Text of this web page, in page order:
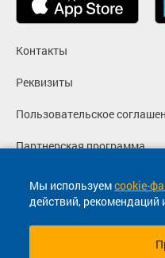
Мы используемcookie-
действий, рекомендаций
Контакты
Реквизиты
Пользовательское
Партнерская программа
Политика
Согласие на